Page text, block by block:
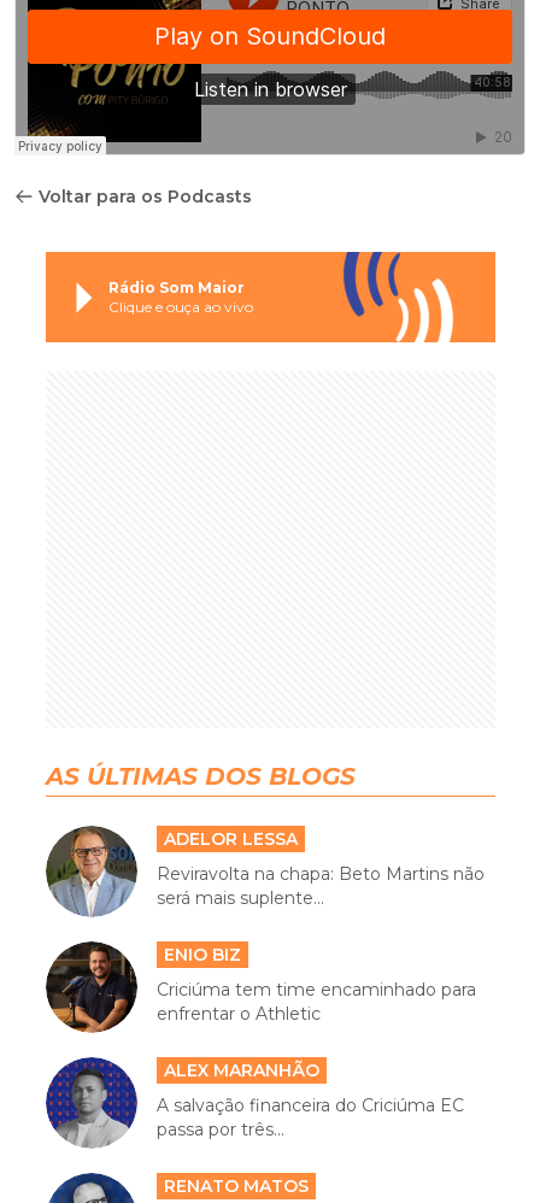
Voltar para os Podcasts
Rádio Som Maior
Clique e ouça ao vivo
AS ÚLTIMAS DOS BLOGS
ADELOR LESSA
Reviravolta na chapa: Beto Martins não
será mais suplente...
ENIO BIZ
Criciúma tem time encaminhado para
enfrentar o Athletic
ALEX MARANHÃO
A salvação financeira do Criciúma EC
passa por três...
RENATO MATOS